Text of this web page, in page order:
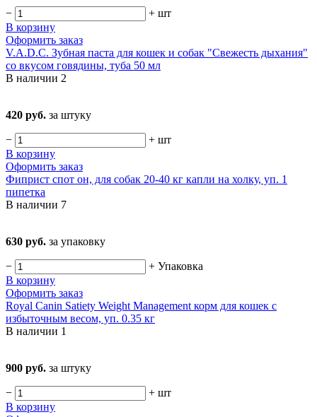
− + шт
В корзину
Оформить заказ
V.A.D.C. Зубная паста для кошек и собак "Свежесть дыхания"
со вкусом говядины, туба 50 мл
В наличии 2
420 руб. за штуку
− + шт
В корзину
Оформить заказ
Фиприст спот он, для собак 20-40 кг капли на холку, уп. 1
пипетка
В наличии 7
630 руб. за упаковку
− + Упаковка
В корзину
Оформить заказ
Royal Canin Satiety Weight Management корм для кошек с
избыточным весом, уп. 0.35 кг
В наличии 1
900 руб. за штуку
− + шт
В корзину